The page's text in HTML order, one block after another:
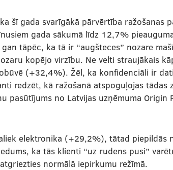
šī gada svarīgākā pārvērtība ražošanas
gada sākumā līdz 12,7%
tāpēc, ka tā ir “augšteces” nozare
kopējo virzību. Ne velti straujākais
(+32,4%). Žēl, ka konfidenciāli ir
redzēt, kā ražošanā atspoguļojas tādas
pasūtījums no Latvijas uzņēmuma Origin
elektronika (+29,2%), tātad piepildās
ka tās klienti “uz rudens pusi”
normālā iepirkumu režīmā.